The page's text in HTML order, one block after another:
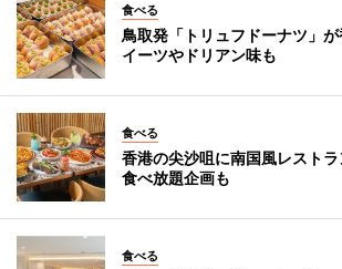
食べる
鳥取発「トリュフドーナツ」
イーツやドリアン味も
食べる
香港の尖沙咀に南国風レスト
食べ放題企画も
食べる